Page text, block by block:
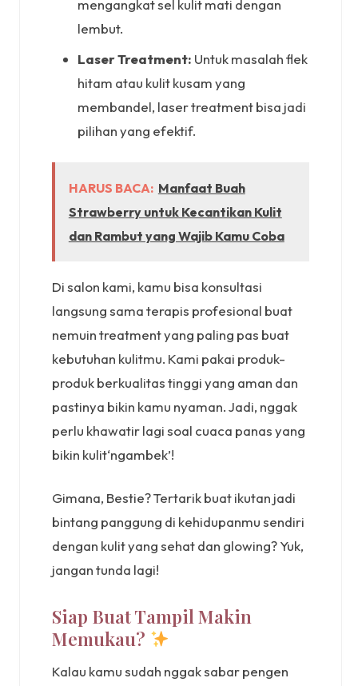
mengangkat sel kulit mati dengan
lembut.
Laser Treatment: Untuk masalah flek
hitam atau kulit kusam yang
membandel, laser treatment bisa jadi
pilihan yang efektif.
HARUS BACA: Manfaat Buah
Strawberry untuk Kecantikan Kulit
dan Rambut yang Wajib Kamu Coba
Di salon kami, kamu bisa konsultasi
langsung sama terapis profesional buat
nemuin treatment yang paling pas buat
kebutuhan kulitmu. Kami pakai produk-
produk berkualitas tinggi yang aman dan
pastinya bikin kamu nyaman. Jadi, nggak
perlu khawatir lagi soal cuaca panas yang
bikin kulit‘ngambek’!
Gimana, Bestie? Tertarik buat ikutan jadi
bintang panggung di kehidupanmu sendiri
dengan kulit yang sehat dan glowing? Yuk,
jangan tunda lagi!
Siap Buat Tampil Makin
Memukau?
Kalau kamu sudah nggak sabar pengen